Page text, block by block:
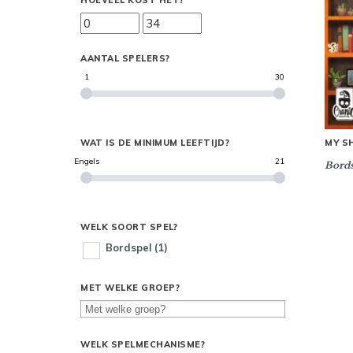
AANTAL SPELERS?
1 30
WAT IS DE MINIMUM LEEFTIJD?
Engels 21
WELK SOORT SPEL?
Bordspel (1)
MET WELKE GROEP?
WELK SPELMECHANISME?
MY